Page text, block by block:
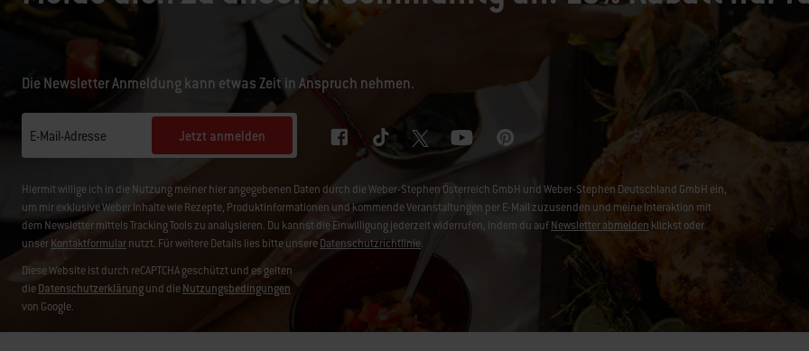
Die Newsletter Anmeldung kann etwas Zeit in Anspruch nehmen.
E-Mail-Adresse Jetzt anmelden
Hiermit willige ich in die Nutzung meiner hier angegebenen Daten durch die Weber-Stephen Österreich GmbH und Weber-Stephen Deutschland GmbH ein,
um mir exklusive Weber Inhalte wie Rezepte, Produktinformationen und kommende Veranstaltungen per E-Mail zuzusenden und meine Interaktion mit
dem Newsletter mittels Tracking Tools zu analysieren. Du kannst die Einwilligung jederzeit widerrufen, indem du aufNewsletter abmelden klickst oder
unserKontaktformularnutzt. Für weitere Details lies bitte unsereDatenschutzrichtlinie.
Diese Website ist durch reCAPTCHA geschützt und es gelten
dieDatenschutzerklärungund dieNutzungsbedingungen
von Google.